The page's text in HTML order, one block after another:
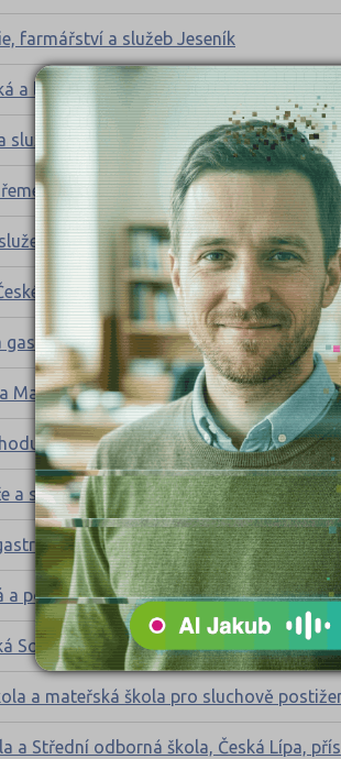
farmářství a služeb Jeseník
a lesnická, Frýdlant, Bělíkova 1387,
a Vyšší odborná škola, Opava,
a gastronomie, Trutnov,
Kroměříž
Budějovice, Husova 9
Matějčka, Ostrava-Poruba, příspěvková
a gastronomie
a služeb, Zábřeh, nám. 8. května 2
a automobilní, Chomutov,
a potravinářská, Klatovy, Národních
Sokolov, příspěvková organizace
a mateřská škola pro sluchově
a Střední odborná škola, Česká Lípa,